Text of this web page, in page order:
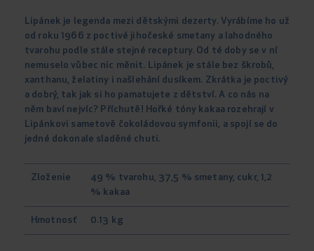
Lipánek je legenda mezi dětskými dezerty. Vyrábíme ho už
od roku 1966 z poctivé jihočeské smetany a lahodného
tvarohu podle stále stejné receptury. Od té doby se v ní
nemuselo vůbec nic měnit. Lipánek je stále bez škrobů,
xanthanu, želatiny i našlehání dusíkem. Zkrátka je poctivý
a dobrý, tak jak si ho pamatujete z dětství. A co nás na
něm baví nejvíc? Příchutě! Hořké tóny kakaa rozehrají v
Lipánkovi sametově čokoládovou symfonii, a spojí se do
jedné dokonale sladěné chuti.
Zloženie
49 % tvarohu, 37,5 % smetany, cukr, 1,2
% kakaa
Hmotnosť 0.13 kg